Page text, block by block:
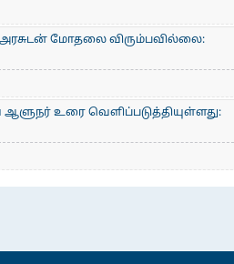
அரசுடன் மோதலை விரும்​ப​வில்​லை:
உரை வெளிப்படுத்தியுள்ளது: